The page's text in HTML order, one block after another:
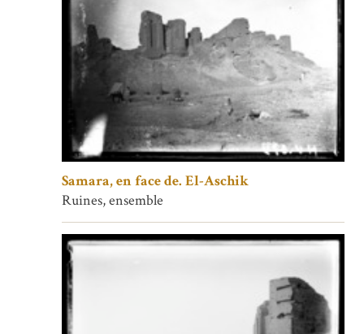
Samara, en face de. El-Aschik
Ruines, ensemble